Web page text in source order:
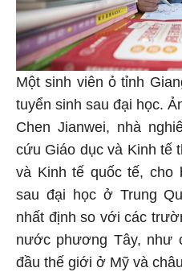
Một sinh viên ỏ tỉnh
tuyển sinh sau đại học.
Chen Jianwei, nhà
cứu Giáo dục và Kinh tế
và Kinh tế quốc tế, cho
sau đại học ở Trung
nhất định so với các
nước phương Tây, như
đầu thế giới ở Mỹ và